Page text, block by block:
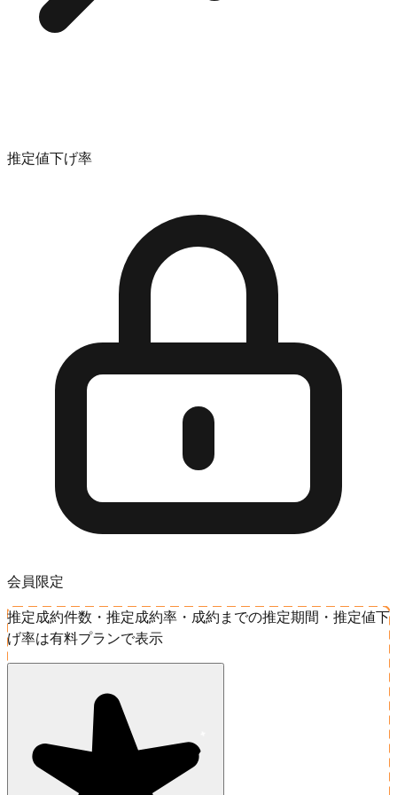
推定値下げ率
会員限定
推定成約件数・推定成約率・成約までの推定期間・推定値下
げ率は有料プランで表示